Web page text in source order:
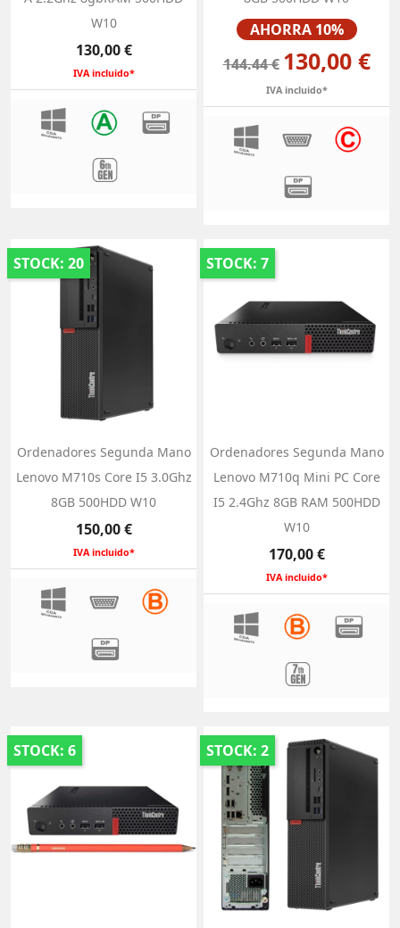
W10
Precio
130,00 €
IVA incluido*
Precio
AHORRA 10%
144.44 € 130,00 €
IVA incluido*
STOCK: 20
Ordenadores Segunda Mano
Lenovo M710s Core I5 3.0Ghz
8GB 500HDD W10
Precio
150,00 €
IVA incluido*
STOCK: 7
Ordenadores Segunda Mano
Lenovo M710q Mini PC Core
I5 2.4Ghz 8GB RAM 500HDD
W10
Precio
170,00 €
IVA incluido*
STOCK: 6 STOCK: 2